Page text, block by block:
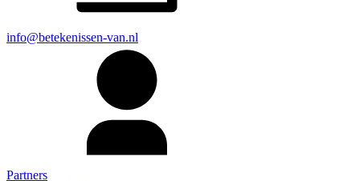
info@betekenissen-van.nl
Partners